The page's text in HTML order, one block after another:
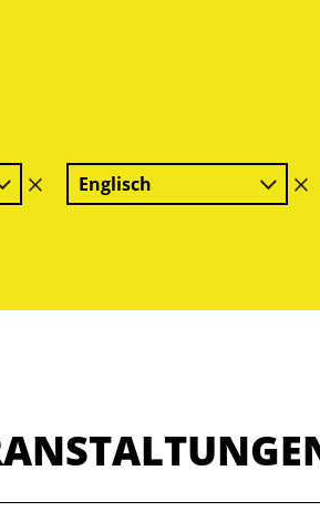
Filter
löschen
Englisch